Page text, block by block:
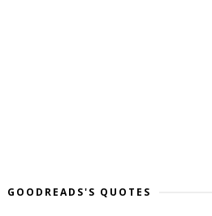
GOODREADS'S QUOTES